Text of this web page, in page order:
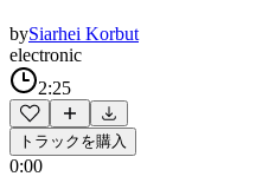
bySiarhei Korbut
electronic
2:25
トラックを購入
0:00